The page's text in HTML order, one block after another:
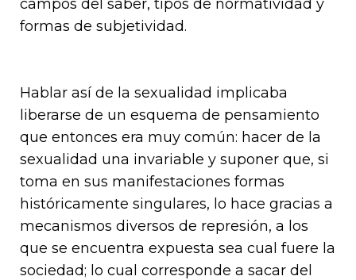
campos del saber, tipos de normatividad y
formas de subjetividad.
Hablar así de la sexualidad implicaba
liberarse de un esquema de pensamiento
que entonces era muy común: hacer de la
sexualidad una invariable y suponer que, si
toma en sus manifestaciones formas
históricamente singulares, lo hace gracias a
mecanismos diversos de represión, a los
que se encuentra expuesta sea cual fuere la
sociedad; lo cual corresponde a sacar del